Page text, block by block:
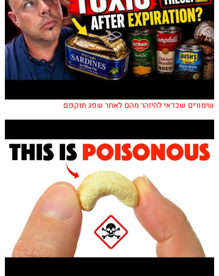
שימורים שכדאי להיזהר מהם לאחר שפג תוקפם